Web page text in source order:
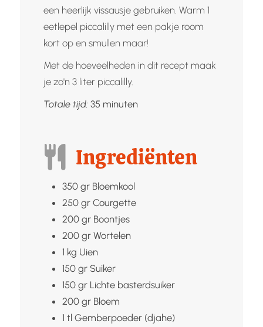
een heerlijk vissausje gebruiken. Warm 1
eetlepel piccalilly met een pakje room
kort op en smullen maar!
Met de hoeveelheden in dit recept maak
je zo'n 3 liter piccalilly.
Totale tijd: 35minuten
minuten
Ingrediënten
350 gr Bloemkool
250 gr Courgette
200 gr Boontjes
200 gr Wortelen
1 kg Uien
150 gr Suiker
150 gr Lichte basterdsuiker
200 gr Bloem
1 tl Gemberpoeder (djahe)